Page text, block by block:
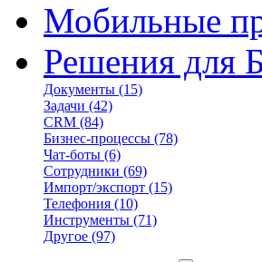
Мобильные
Решения для
Документы (15)
Задачи (42)
CRM (84)
Бизнес-процессы (78)
Чат-боты (6)
Сотрудники (69)
Импорт/экспорт (15)
Телефония (10)
Инструменты (71)
Другое (97)